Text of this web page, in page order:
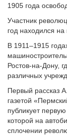
1905 года
Участник
год находился
В 1911–1915
Ростов-на-Дону,
различных
Первый рассказ
газетой
публикует
которой на
сплочении